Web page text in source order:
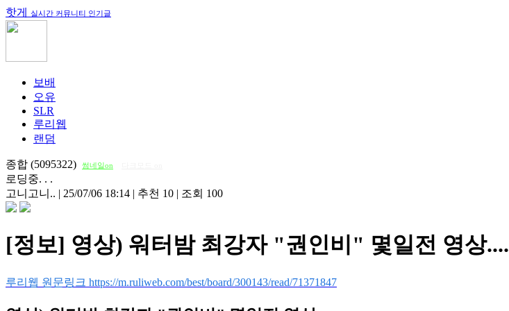
핫게 실시간 커뮤니티 인기글
보배
오유
SLR
루리웹
랜덤
종합 (5095322) 썸네일on
로딩중. . .
고니고니.. | 25/07/06 18:14 | 추천 10 | 조회 100
[정보] 영상) 워터밤 최강자 "권인비" 몇일전 영상....
루리웹 원문링크 https://m.ruliweb.com/best/board/300143/read/71371847